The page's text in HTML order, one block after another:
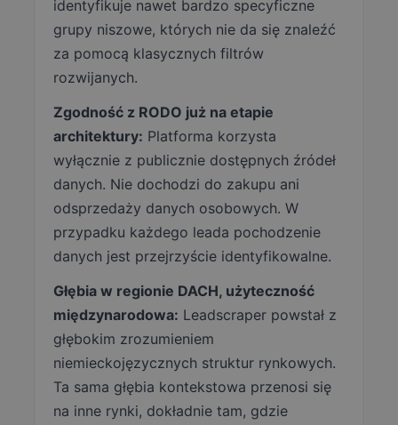
identyfikuje nawet bardzo specyficzne
grupy niszowe, których nie da się znaleźć
za pomocą klasycznych filtrów
rozwijanych.
Zgodność z RODO już na etapie
architektury: Platforma korzysta
wyłącznie z publicznie dostępnych źródeł
danych. Nie dochodzi do zakupu ani
odsprzedaży danych osobowych. W
przypadku każdego leada pochodzenie
danych jest przejrzyście identyfikowalne.
Głębia w regionie DACH, użyteczność
międzynarodowa: Leadscraper powstał z
głębokim zrozumieniem
niemieckojęzycznych struktur rynkowych.
Ta sama głębia kontekstowa przenosi się
na inne rynki, dokładnie tam, gdzie